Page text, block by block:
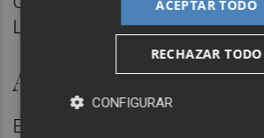
Lladres.
Actuacions
Entre les actuacions
ACEPTAR TODO
RECHAZAR TODO
CONFIGURAR